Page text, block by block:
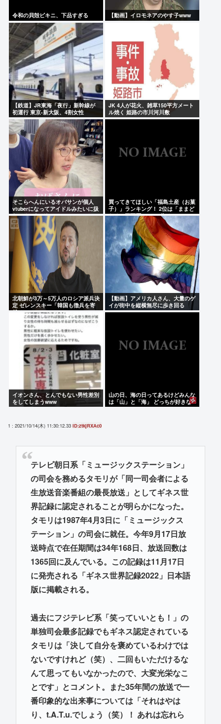
令和の貝殻ビキニ、下品すぎる 【動画】イロモネアのやす子www
【鉄道】JR東海「夜行」新幹線が
初運行 東京-新大阪、4割女性
JK 4人が花火、雑草150平方メート
ル焼く 姫路の市川河川敷
そこらへんにいるオバサンが個人
vtuberになってアイドルみたいに扱
わてるのヤバない？
買ってきてほしい「福島土産（お菓
子）」ランキング！ 2位は「ままど
おる（三万石）」、1位は？
北朝鮮が3万～5万人のロシア派兵決
定 ゼレンスキー「韓国も徴兵を寄
越せ」
【動画】アメリカ人さん、大量のゲ
イが街中を縦横無尽に歩き回る
イオンさん、とんでもない男性差別
をしてしまうwww
山の日、海の日ってあるけどみんな
は「山」と「海」 どっちが好きな
の？
1 : 2021/10/14(木) 11:30:12.33 ID:ztkjRXAc0
テレビ朝日系「ミュージックステーション」
の司会を務めるタモリが「同一司会者による
生放送音楽番組の最長放送」としてギネス世
界記録に認定されることが明らかになった。
タモリは1987年4月3日に「ミュージックス
テーション」の司会に就任。今年9月17日放
送時点で在任期間は34年168日、放送回数は
1365回に及んでいる。この記録は11月17日
に発売される「ギネス世界記録2022」日本語
版に掲載される。
過去にフジテレビ系「笑っていいとも！」の
単独司会最多記録でもギネス認定されている
タモリは「決して自分を褒めているわけでは
ないですけれど（笑）、二回もいただけるな
んて思ってもいなかったので、大変光栄なこ
とです」とコメント。また35年間の放送で一
番印象的な出来事については「それはやは
り、t.A.T.u.でしょう（笑）！ あれは忘れら